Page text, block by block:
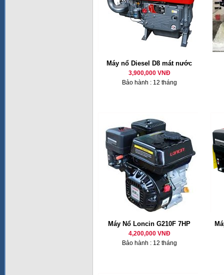
Máy nổ Diesel D8 mát nước
3,900,000 VNĐ
Bảo hành : 12 tháng
Máy Nổ Loncin G210F 7HP
4,200,000 VNĐ
Bảo hành : 12 tháng